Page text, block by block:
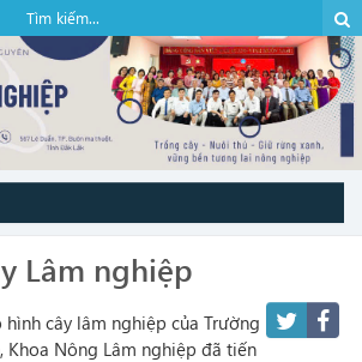
Lâm nghiệp
cây lâm nghiệp của Trường
Khoa Nông Lâm nghiệp đã tiến